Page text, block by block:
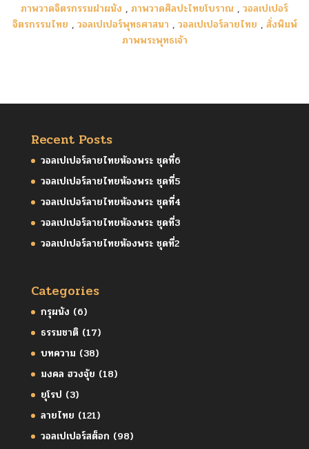
ภาพวาดจิตรกรรมฝาผนัง , ภาพวาดศิลปะไทยโบราณ , วอลเปเปอร์
จิตรกรรมไทย , วอลเปเปอร์พุทธศาสนา , วอลเปเปอร์ลายไทย , สั่งพิมพ์
ภาพพระพุทธเจ้า
Recent Posts
วอลเปเปอร์ลายไทยห้องพระ ชุดที่6
วอลเปเปอร์ลายไทยห้องพระ ชุดที่5
วอลเปเปอร์ลายไทยห้องพระ ชุดที่4
วอลเปเปอร์ลายไทยห้องพระ ชุดที่3
วอลเปเปอร์ลายไทยห้องพระ ชุดที่2
Categories
กรุผนัง (6)
ธรรมชาติ(17)
บทความ (38)
มงคล ฮวงจุ้ย (18)
ยุโรป (3)
ลายไทย (121)
วอลเปเปอร์สต็อก (98)